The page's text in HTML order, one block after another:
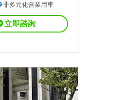
非多元化營業用車
立即諮詢